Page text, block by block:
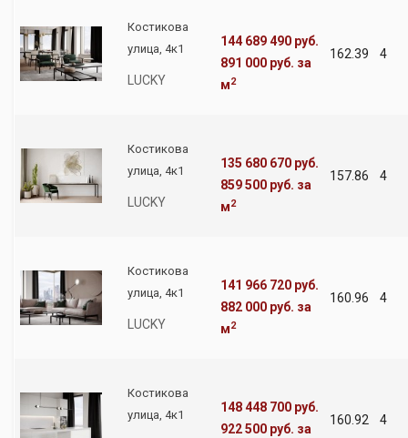
Костикова
улица, 4к1
LUCKY
144 689 490 руб.
891 000 руб. за
м2
162.39 4
Костикова
улица, 4к1
LUCKY
135 680 670 руб.
859 500 руб. за
м2
157.86 4
Костикова
улица, 4к1
LUCKY
141 966 720 руб.
882 000 руб. за
м2
160.96 4
Костикова
улица, 4к1
148 448 700 руб.
922 500 руб. за
160.92 4